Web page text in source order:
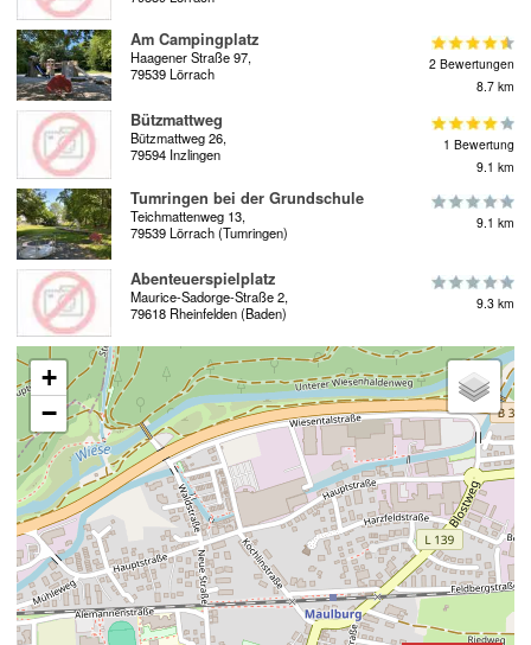
Am Campingplatz
Haagener Straße 97,
79539 Lörrach
2 Bewertungen
8.7 km
Bützmattweg
Bützmattweg 26,
79594 Inzlingen
1 Bewertung
9.1 km
Tumringen bei der Grundschule
Teichmattenweg 13,
79539 Lörrach (Tumringen)
9.1 km
Abenteuerspielplatz
Maurice-Sadorge-Straße 2,
79618 Rheinfelden (Baden)
9.3 km
+
−